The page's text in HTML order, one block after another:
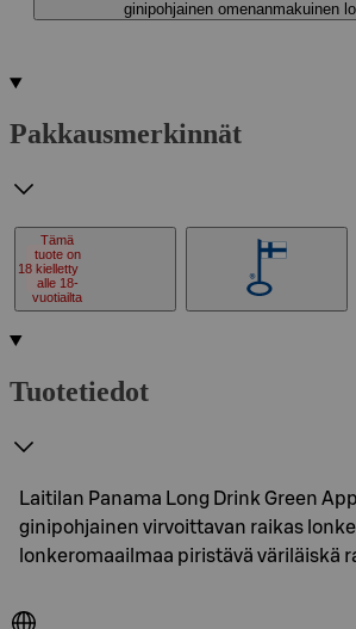
ginipohjainen omenanmakuinen
Pakkausmerkinnät
18
Tämä
tuote on
kielletty
alle 18-
vuotiailta
Tuotetiedot
Laitilan Panama Long Drink Green
ginipohjainen virvoittavan raikas
lonkeromaailmaa piristävä väriläiskä